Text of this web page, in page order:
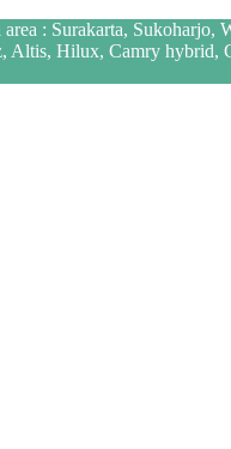
area : Surakarta, Sukoharjo,
Altis, Hilux, Camry